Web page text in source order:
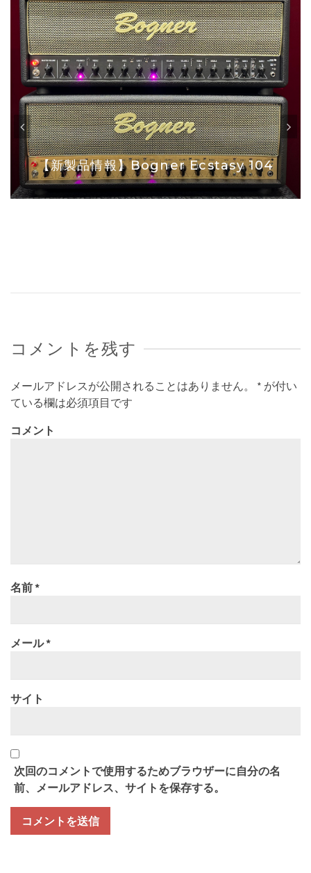
【新製品情報】Bogner Ecstasy 104
コメントを残す
メールアドレスが公開されることはありません。 * が付い
ている欄は必須項目です
コメント
名前*
メール*
サイト
次回のコメントで使用するためブラウザーに自分の名
前、メールアドレス、サイトを保存する。